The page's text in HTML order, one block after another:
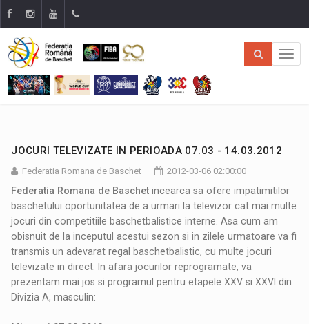
JOCURI TELEVIZATE IN PERIOADA 07.03 - 14.03.2012
Federatia Romana de Baschet 2012-03-06 02:00:00
Federatia Romana de Baschet incearca sa ofere impatimitilor
baschetului oportunitatea de a urmari la televizor cat mai multe
jocuri din competitiile baschetbalistice interne. Asa cum am
obisnuit de la inceputul acestui sezon si in zilele urmatoare va fi
transmis un adevarat regal baschetbalistic, cu multe jocuri
televizate in direct. In afara jocurilor reprogramate, va
prezentam mai jos si programul pentru etapele XXV si XXVI din
Divizia A, masculin: